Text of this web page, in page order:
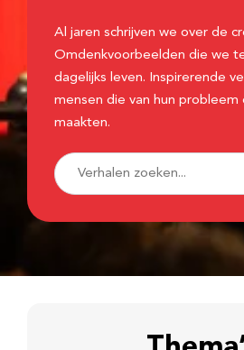
Al jaren schrijven we over de
Omdenkvoorbeelden die we
dagelijks leven. Inspirerende
mensen die van hun probleem
maakten.